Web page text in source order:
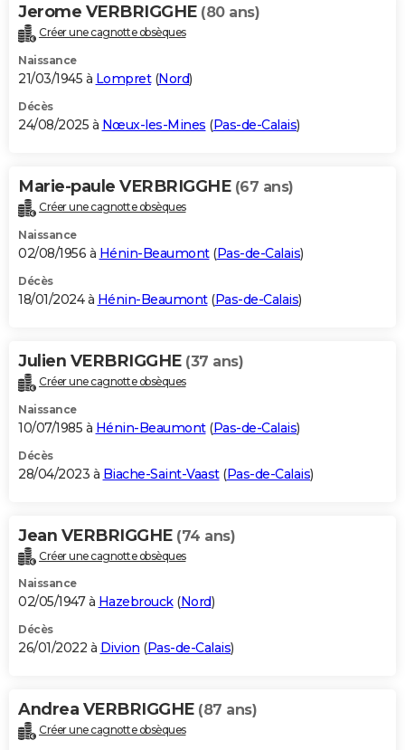
Carte de Noël
Carte Bonne année
Carte Saint-Valentin
Carte Pâques
Carte d'anniversaire
DICTIONNAIRE
Dictionnaire
Biographies
Citations
Expressions
Proverbes
PROGRAMME TV
S'inscrire
Se connecter
Lycées
Collèges
Primaires
Universités
Entreprises
Service militaire
Avis de recherche
AVIS DE DÉCÈS
Bricolage
Lifestyle
Culture
Sport
Auto
Television
Voyage
Cinema
Jerome VERBRIGGHE (80 ans)
Créer une cagnotte obsèques
Naissance
21/03/1945 à Lompret(Nord)
Décès
24/08/2025 à Nœux-les-Mines (Pas-de-Calais)
Marie-paule VERBRIGGHE (67 ans)
Créer une cagnotte obsèques
Naissance
02/08/1956 à Hénin-Beaumont(Pas-de-Calais)
Décès
18/01/2024 à Hénin-Beaumont(Pas-de-Calais)
Julien VERBRIGGHE (37 ans)
Créer une cagnotte obsèques
Naissance
10/07/1985 à Hénin-Beaumont(Pas-de-Calais)
Décès
28/04/2023 à Biache-Saint-Vaast(Pas-de-Calais)
Jean VERBRIGGHE (74 ans)
Créer une cagnotte obsèques
Naissance
02/05/1947 à Hazebrouck(Nord)
Décès
26/01/2022 à Divion (Pas-de-Calais)
Andrea VERBRIGGHE (87 ans)
Créer une cagnotte obsèques